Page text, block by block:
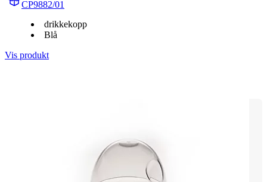
CP9882/01
drikkekopp
Blå
Vis produkt